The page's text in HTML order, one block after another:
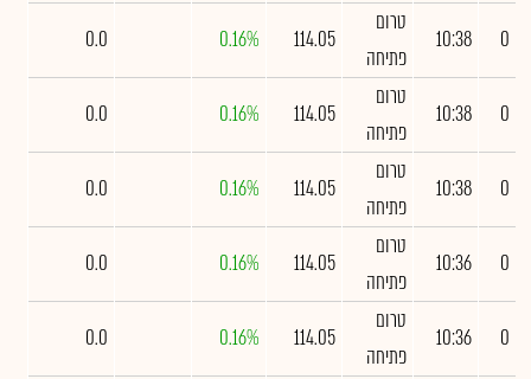
0
10:38
טרום
פתיחה
114.05
0.16%
0.0
0
10:38
טרום
פתיחה
114.05
0.16%
0.0
0
10:38
טרום
פתיחה
114.05
0.16%
0.0
0
10:36
טרום
פתיחה
114.05
0.16%
0.0
0
10:36
טרום
פתיחה
114.05
0.16%
0.0